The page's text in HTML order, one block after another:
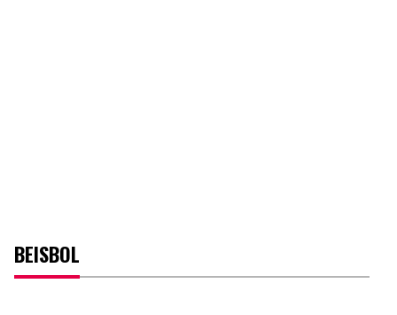
BEISBOL